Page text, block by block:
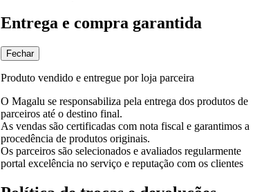
Entrega e compra garantida
Fechar
Produto vendido e entregue por loja parceira
O Magalu se responsabiliza pela entrega dos produtos de
parceiros até o destino final.
As vendas são certificadas com nota fiscal e garantimos a
procedência de produtos originais.
Os parceiros são selecionados e avaliados regularmente
portal excelência no serviço e reputação com os clientes